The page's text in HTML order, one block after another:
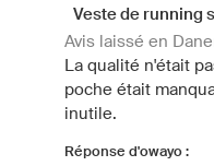
Veste de running
Avis laissé en
La qualité n'était
poche était
inutile.
Réponse d'owayo :